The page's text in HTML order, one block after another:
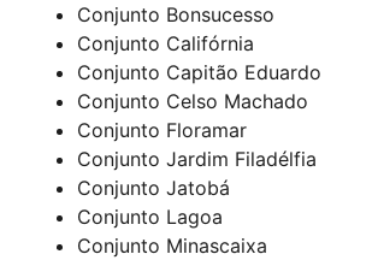
Conjunto Bonsucesso
Conjunto Califórnia
Conjunto Capitão Eduardo
Conjunto Celso Machado
Conjunto Floramar
Conjunto Jardim Filadélfia
Conjunto Jatobá
Conjunto Lagoa
Conjunto Minascaixa